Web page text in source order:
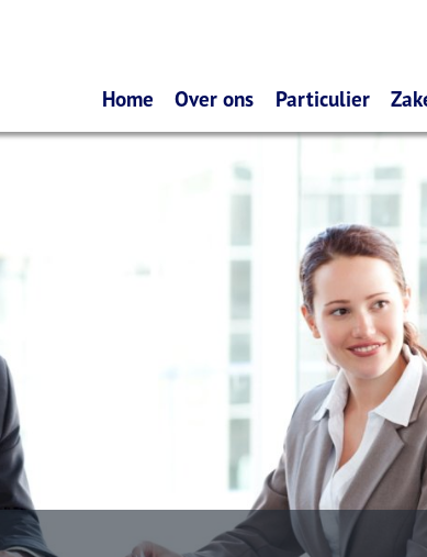
Home Over ons
Diensten via uw smartphone
Hoe denken wij over
Hoe denken wij over
spaardiensten
Hoe denken wij over uw
Hypotheekadvisering
Particulier
Verzekeren
Pensioen
Sparen
Lenen